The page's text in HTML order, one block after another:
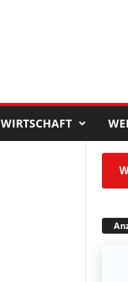
WIRTSCHAFT